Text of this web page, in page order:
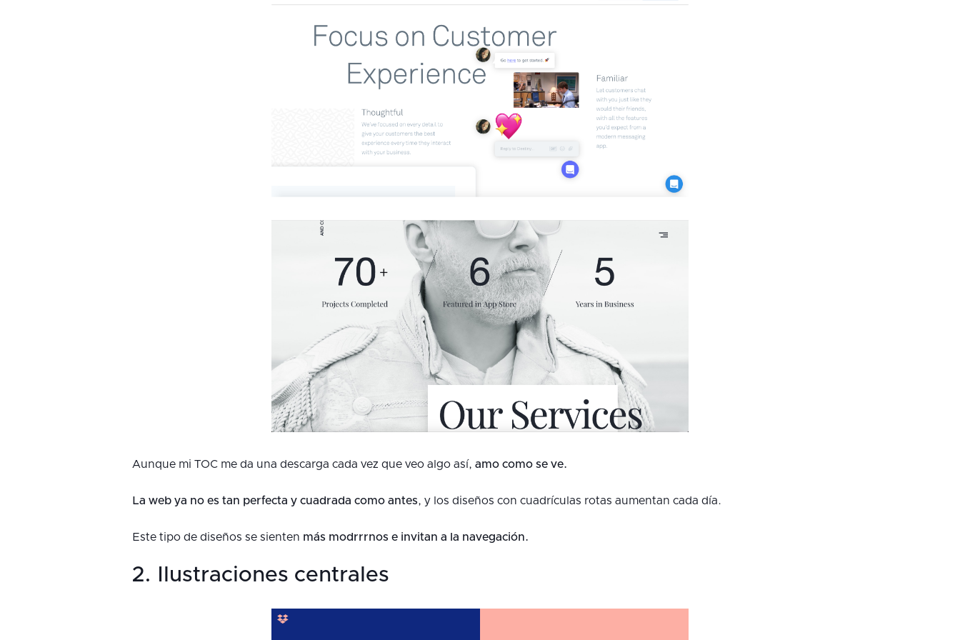
Aunque mi TOC me da una descarga cada vez que veo algo así, amo como se ve.
La web ya no es tan perfecta y cuadrada como antes, y los diseños con cuadrículas rotas aumentan cada día.
Este tipo de diseños se sienten más modrrrnos e invitan a la navegación.
2. Ilustraciones centrales